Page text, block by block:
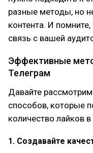
разные методы, но
контента. И
связь с вашей
Эффективные
Телеграм
Давайте
способов, которые
количество лайков
1. Создавайте